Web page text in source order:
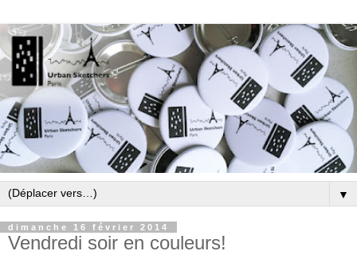
▼
dimanche 16 février 2014
Vendredi soir en couleurs!